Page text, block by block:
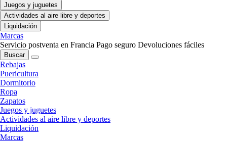
Juegos y juguetes
Actividades al aire libre y deportes
Liquidación
Marcas
Servicio postventa en Francia Pago seguro Devoluciones fáciles
Buscar
Rebajas
Puericultura
Dormitorio
Ropa
Zapatos
Juegos y juguetes
Actividades al aire libre y deportes
Liquidación
Marcas